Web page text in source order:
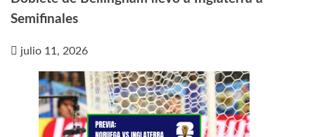
Semifinales
julio 11, 2026